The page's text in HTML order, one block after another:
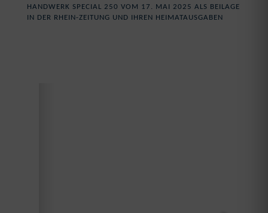
HANDWERK SPECIAL 250 VOM 17. MAI 2025 ALS BEILAGE
IN DER RHEIN-ZEITUNG UND IHREN HEIMATAUSGABEN